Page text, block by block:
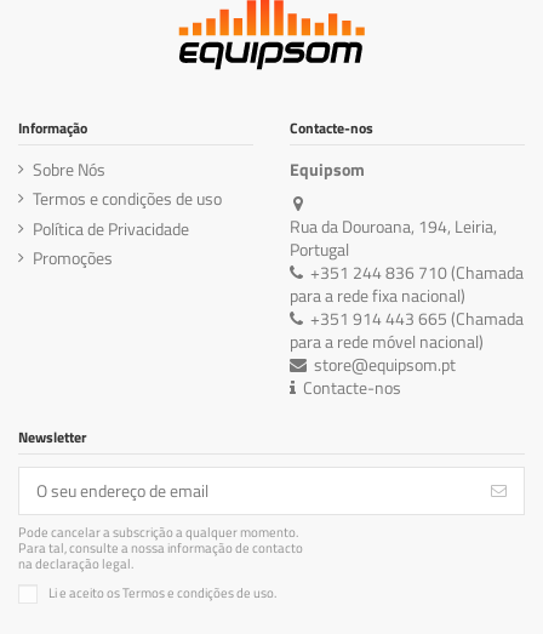
Informação
Sobre Nós
Termos e condições de uso
Política de Privacidade
Promoções
Contacte-nos
Equipsom
Rua da Douroana, 194, Leiria,
Portugal
+351 244 836 710 (Chamada
para a rede fixa nacional)
+351 914 443 665 (Chamada
para a rede móvel nacional)
store@equipsom.pt
Contacte-nos
Newsletter
Pode cancelar a subscrição a qualquer momento.
Para tal, consulte a nossa informação de contacto
na declaração legal.
Li e aceito os Termos e condições de uso.